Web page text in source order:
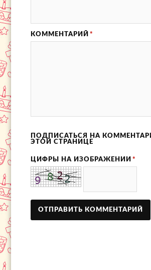
КОММЕНТАРИЙ *
ПОДПИСАТЬСЯ НА
ЭТОЙ СТРАНИЦЕ
ЦИФРЫ НА ИЗОБРАЖЕНИИ *